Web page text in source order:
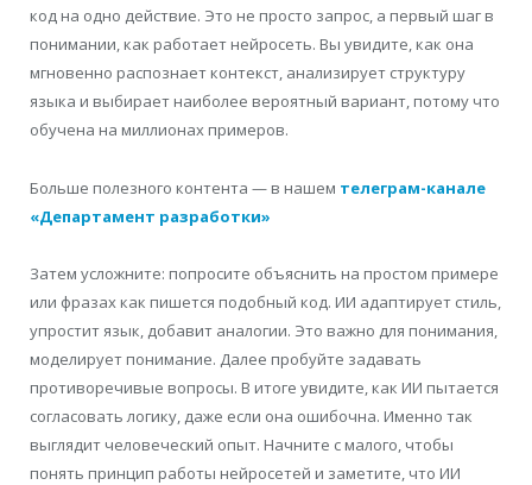
код на одно действие. Это не просто запрос, а первый шаг в
понимании, как работает нейросеть. Вы увидите, как она
мгновенно распознает контекст, анализирует структуру
языка и выбирает наиболее вероятный вариант, потому что
обучена на миллионах примеров.
Больше полезного контента — в нашем телеграм-канале
«Департамент разработки»
Затем усложните: попросите объяснить на простом примере
или фразах как пишется подобный код. ИИ адаптирует стиль,
упростит язык, добавит аналогии. Это важно для понимания,
моделирует понимание. Далее пробуйте задавать
противоречивые вопросы. В итоге увидите, как ИИ пытается
согласовать логику, даже если она ошибочна. Именно так
выглядит человеческий опыт. Начните с малого, чтобы
понять принцип работы нейросетей и заметите, что ИИ